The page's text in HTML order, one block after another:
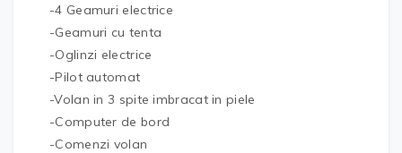
-4 Geamuri electrice
-Geamuri cu tenta
-Oglinzi electrice
-Pilot automat
-Volan in 3 spite imbracat in piele
-Computer de bord
-Comenzi volan